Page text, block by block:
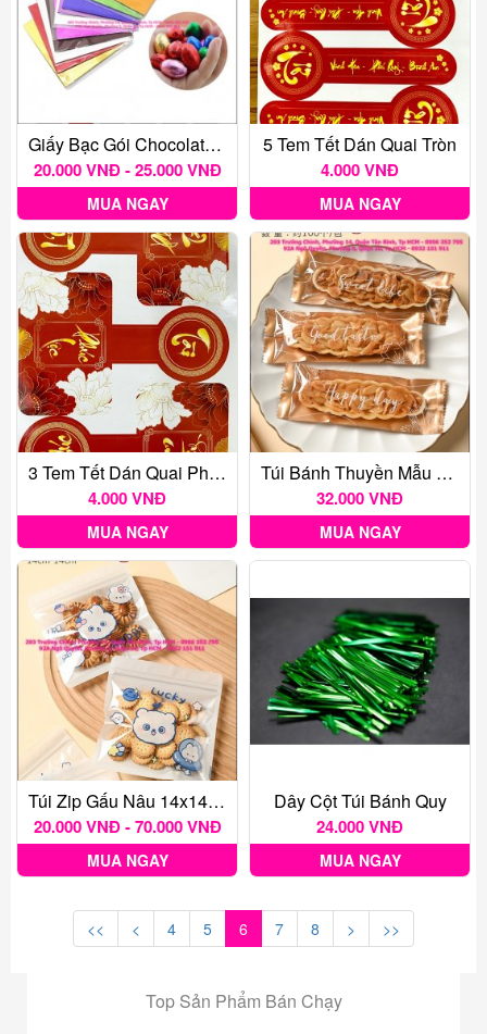
Giấy Bạc Gói Chocolate 100 Tờ
20.000 VNĐ - 25.000 VNĐ
MUA NGAY
5 Tem Tết Dán Quai Tròn
4.000 VNĐ
MUA NGAY
3 Tem Tết Dán Quai Phúc Tài Lộc
4.000 VNĐ
MUA NGAY
Túi Bánh Thuyền Mẫu Đồng Số 2 100c
32.000 VNĐ
MUA NGAY
Túi Zip Gấu Nâu 14x14 Cm
20.000 VNĐ - 70.000 VNĐ
MUA NGAY
Dây Cột Túi Bánh Quy
24.000 VNĐ
MUA NGAY
<< < 4 5 6 7 8 > >>
Top Sản Phẩm Bán Chạy